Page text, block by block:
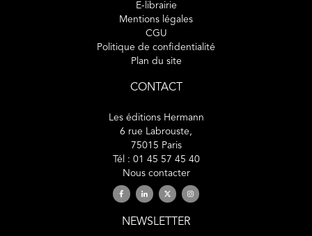
E-librairie
Mentions légales
CGU
Politique de confidentialité
Plan du site
CONTACT
Les éditions Hermann
6 rue Labrouste,
75015 Paris
Tél : 01 45 57 45 40
Nous contacter
NEWSLETTER